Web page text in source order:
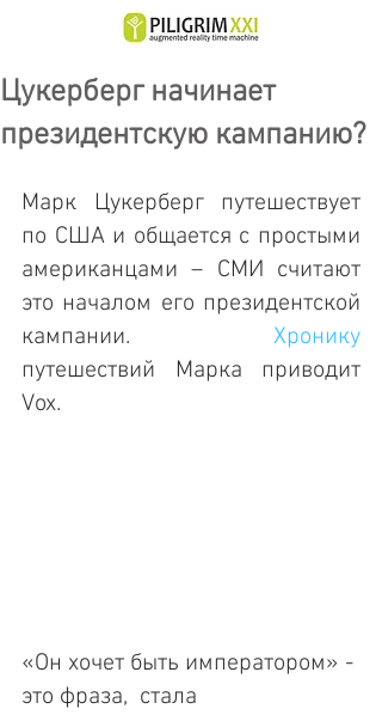
Цукерберг начинает
президентскую кампанию?
Марк Цукерберг путешествует
по США и общается с простыми
американцами – СМИ считают
это началом его президентской
кампании.
путешествий Марка приводит
Vox.
«Он хочет быть императором» -
это фраза,  стала